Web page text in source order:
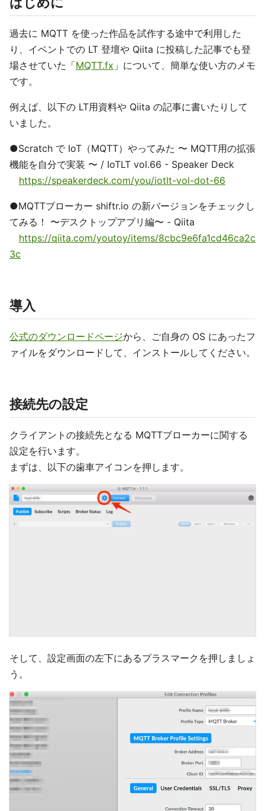
過去に MQTT を使った作品を試作する途中で利用した
り、イベントでの LT 登壇や Qiita に投稿した記事でも登
場させていた「MQTT.fx 」について、簡単な使い方のメモ
です。
例えば、以下の LT用資料や Qiita の記事に書いたりして
いました。
●Scratch で IoT（MQTT）やってみた 〜 MQTT用の拡張
機能を自分で実装 〜 / IoTLT vol.66 - Speaker Deck
https://speakerdeck.com/you/iotlt-vol-dot-66
●MQTTブローカー shiftr.io の新バージョンをチェックし
てみる！ 〜デスクトップアプリ編〜 - Qiita
https://qiita.com/youtoy/items/8cbc9e6fa1cd46ca2c
3c
導入
公式のダウンロードページから、ご自身の OS にあったフ
ァイルをダウンロードして、インストールしてください。
接続先の設定
クライアントの接続先となる MQTTブローカーに関する
設定を行います。
まずは、以下の歯車アイコンを押します。
そして、設定画面の左下にあるプラスマークを押しましょ
う。